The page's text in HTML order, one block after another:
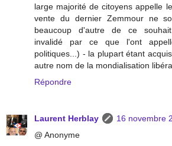
large majorité de citoyens appelle
vente du dernier Zemmour ne
beaucoup d'autre de ce
invalidé par ce que l'ont
politiques...) - la plupart étant
autre nom de la mondialisation
Répondre
Laurent Herblay
16 novembre
@ Anonyme